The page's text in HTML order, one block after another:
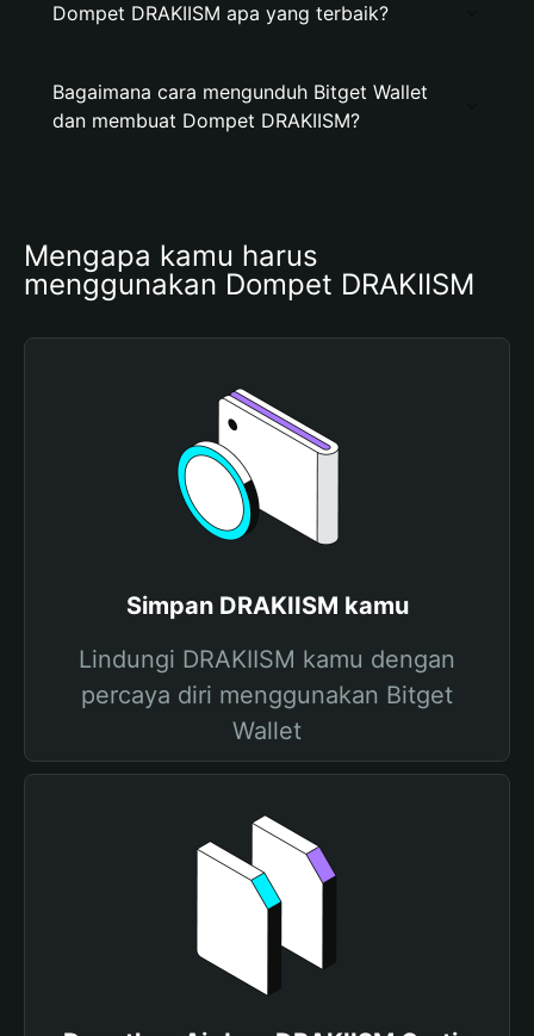
Dompet DRAKIISM apa yang terbaik?
Bagaimana cara mengunduh Bitget Wallet
dan membuat Dompet DRAKIISM?
Mengapa kamu harus
menggunakan Dompet DRAKIISM
Simpan DRAKIISM kamu
Lindungi DRAKIISM kamu dengan
percaya diri menggunakan Bitget
Wallet